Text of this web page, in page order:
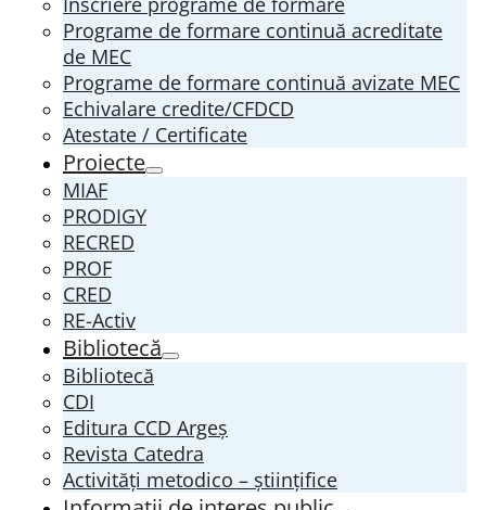
Programe de formare continuă acreditate
de MEC
Programe de formare continuă avizate MEC
Echivalare credite/CFDCD
Atestate / Certificate
Proiecte
MIAF
PRODIGY
RECRED
PROF
CRED
RE-Activ
Bibliotecă
Bibliotecă
CDI
Editura CCD Argeş
Revista Catedra
Activități metodico – științifice